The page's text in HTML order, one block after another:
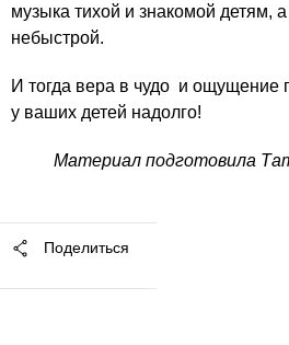
музыка тихой и знакомой детям,
небыстрой.
И тогда вера в чудо и ощущение
у ваших детей надолго!
Материал подготовила
Поделиться